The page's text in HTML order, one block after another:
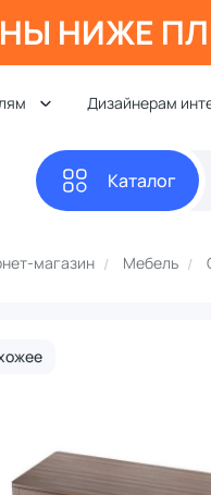
НИЖЕ
Дизайнерам
Каталог
магазин Мебель